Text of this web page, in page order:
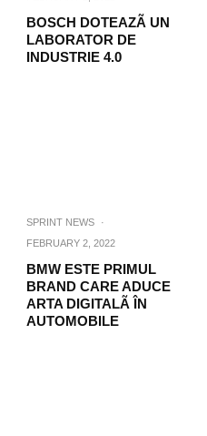
BOSCH DOTEAZÃ UN
LABORATOR DE
INDUSTRIE 4.0
SPRINT NEWS
·
FEBRUARY 2, 2022
BMW ESTE PRIMUL
BRAND CARE ADUCE
ARTA DIGITALÃ ÎN
AUTOMOBILE